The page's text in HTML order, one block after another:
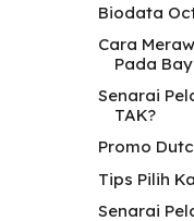
Biodata
Cara
Pada
Senarai
TAK?
Promo
Tips Pilih
Senarai